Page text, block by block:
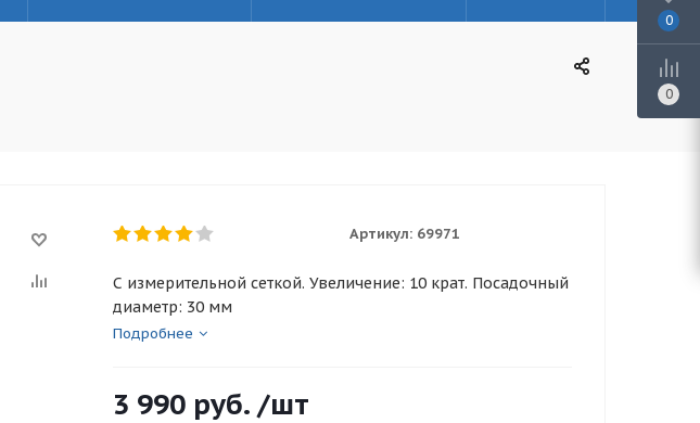
Артикул: 69971
С измерительной сеткой. Увеличение: 10 крат. Посадочный
диаметр: 30 мм
Подробнее
3 990 руб. /шт
0
0